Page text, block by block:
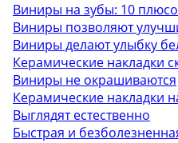
Виниры на зубы: 10
Виниры позволяют
Виниры делают улыбку
Керамические накладки
Виниры не окрашиваются
Керамические накладки
Выглядят естественно
Быстрая и